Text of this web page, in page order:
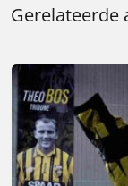
Gerelateerde